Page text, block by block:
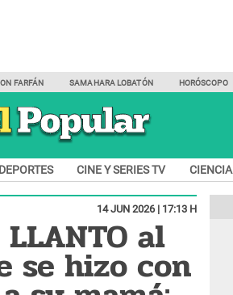
FARFÁN SAMAHARA LOBATÓN HORÓSCOPO
DEPORTES CINE Y SERIES TV CIENCIA
14 JUN 2026 | 17:13 H
LLANTO al
se hizo con